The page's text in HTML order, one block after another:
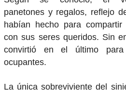
panetones y regalos, reflejo
habían hecho para
con sus seres queridos. Sin
convirtió en el último
ocupantes.
La única sobreviviente del